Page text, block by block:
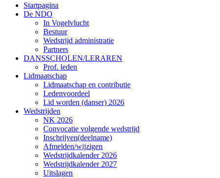
Startpagina
De NDO
In Vogelvlucht
Bestuur
Wedstrijd administratie
Partners
DANSSCHOLEN/LERAREN
Prof. leden
Lidmaatschap
Lidmaatschap en contributie
Ledenvoordeel
Lid worden (danser) 2026
Wedstrijden
NK 2026
Convocatie volgende wedstrijd
Inschrijven(deelname)
Afmelden/wijzigen
Wedstrijdkalender 2026
Wedstrijdkalender 2027
Uitslagen